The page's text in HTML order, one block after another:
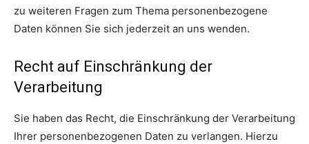
zu weiteren Fragen zum Thema personenbezogene
Daten können Sie sich jederzeit an uns wenden.
Recht auf Einschränkung der
Verarbeitung
Sie haben das Recht, die Einschränkung der Verarbeitung
Ihrer personenbezogenen Daten zu verlangen. Hierzu